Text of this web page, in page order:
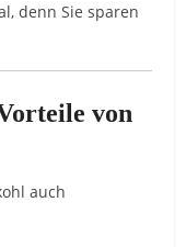
dennSiesparen
von
auch